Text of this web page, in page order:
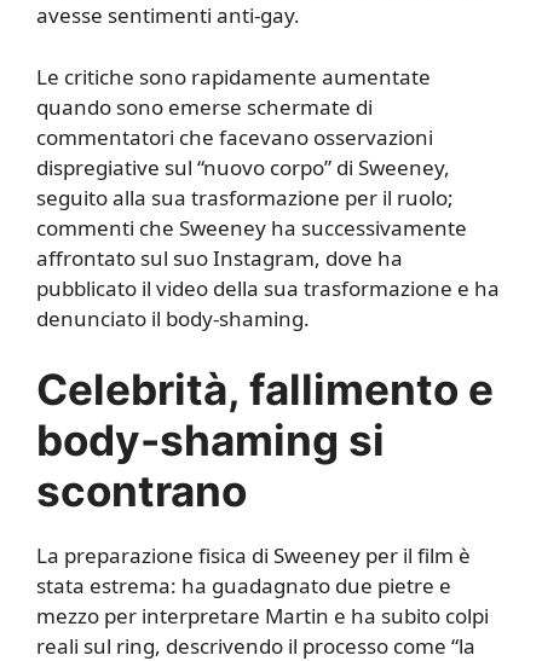
avesse sentimenti anti-gay.
Le critiche sono rapidamente aumentate
quando sono emerse schermate di
commentatori che facevano osservazioni
dispregiative sul “nuovo corpo” di Sweeney,
seguito alla sua trasformazione per il ruolo;
commenti che Sweeney ha successivamente
affrontato sul suo Instagram, dove ha
pubblicato il video della sua trasformazione e ha
denunciato il body-shaming.
Celebrità, fallimento e
body-shaming si
scontrano
La preparazione fisica di Sweeney per il film è
stata estrema: ha guadagnato due pietre e
mezzo per interpretare Martin e ha subito colpi
reali sul ring, descrivendo il processo come “la